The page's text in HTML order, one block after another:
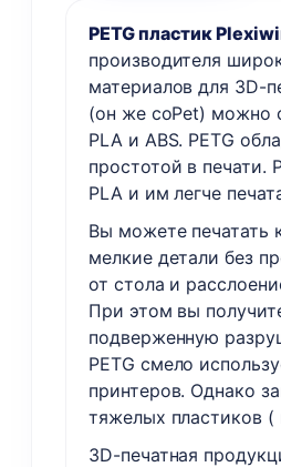
PETG пластик
производителя
материалов для 3D-
(он же coPet) можно
PLA и ABS. PETG
простотой в печати.
PLA и им легче
Вы можете печатать
мелкие детали без
от стола и
При этом вы
подверженную
PETG смело
принтеров. Однако
тяжелых пластиков (
3D-печатная
1,2
кг